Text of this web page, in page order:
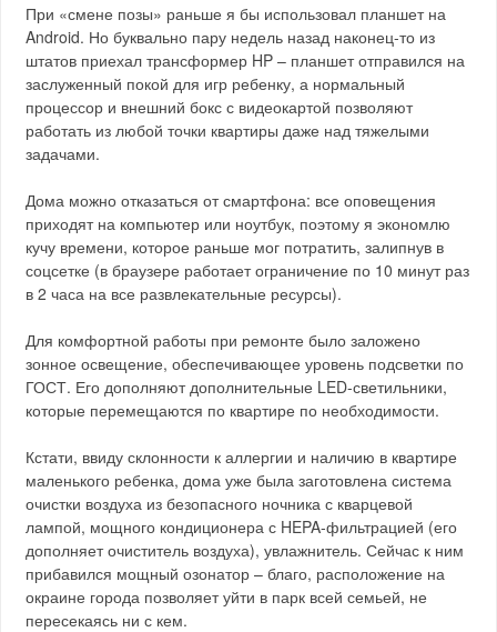
При «смене позы» раньше я бы использовал планшет на
Android. Но буквально пару недель назад наконец-то из
штатов приехал трансформер HP – планшет отправился на
заслуженный покой для игр ребенку, а нормальный
процессор и внешний бокс с видеокартой позволяют
работать из любой точки квартиры даже над тяжелыми
задачами.
Дома можно отказаться от смартфона: все оповещения
приходят на компьютер или ноутбук, поэтому я экономлю
кучу времени, которое раньше мог потратить, залипнув в
соцсетке (в браузере работает ограничение по 10 минут раз
в 2 часа на все развлекательные ресурсы).
Для комфортной работы при ремонте было заложено
зонное освещение, обеспечивающее уровень подсветки по
ГОСТ. Его дополняют дополнительные LED-светильники,
которые перемещаются по квартире по необходимости.
Кстати, ввиду склонности к аллергии и наличию в квартире
маленького ребенка, дома уже была заготовлена система
очистки воздуха из безопасного ночника с кварцевой
лампой, мощного кондиционера с HEPA-фильтрацией (его
дополняет очиститель воздуха), увлажнитель. Сейчас к ним
прибавился мощный озонатор – благо, расположение на
окраине города позволяет уйти в парк всей семьей, не
пересекаясь ни с кем.